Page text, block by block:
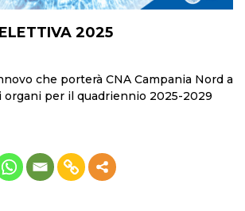
2025
che porterà CNA Campania Nord a
per il quadriennio 2025-2029